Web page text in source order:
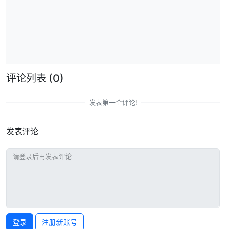
评论列表 (0)
发表第一个评论!
发表评论
登录 注册新账号